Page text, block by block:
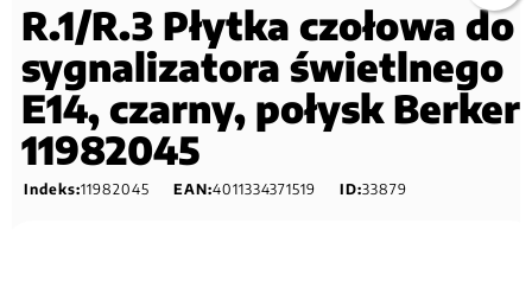
R.1/R.3 Płytka czołowa do
sygnalizatora świetlnego
E14, czarny, połysk Berker
11982045
Indeks:11982045 EAN:4011334371519 ID:33879